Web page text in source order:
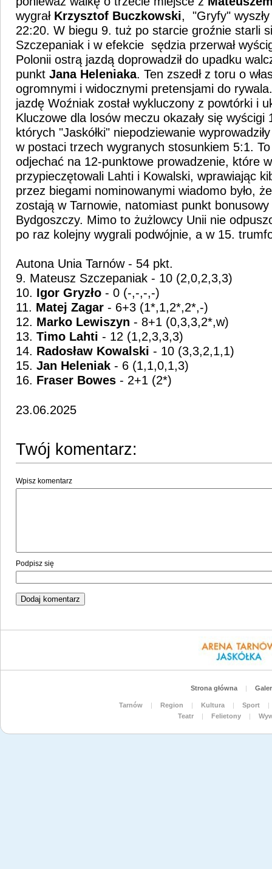
wygrał Krzysztof Buczkowski, "Gryfy"
22:20. W biegu 9. tuż po starcie groźnie starli
Szczepaniak i w efekcie sędzia przerwał
Polonii ostrą jazdą doprowadził do upadku
punkt Jana Heleniaka. Ten zszedł z toru o
ogromnymi i widocznymi pretensjami do
jazdę Woźniak został wykluczony z powtórki i
Kluczowe dla losów meczu okazały się wyścigi
których "Jaskółki" niepodziewanie
w postaci trzech wygranych stosunkiem 5:1. To
odjechać na 12-punktowe prowadzenie, które
przypieczętowali Lahti i Kowalski, wprawiając
przez biegami nominowanymi wiadomo było,
zostają w Tarnowie, natomiast punkt
Bydgoszczy. Mimo to żużlowcy Unii nie
po raz kolejny wygrali podwójnie, a w 15.
Autona Unia Tarnów - 54 pkt.
9. Mateusz Szczepaniak - 10 (2,0,2,3,3)
10. Igor Gryzło - 0 (-,-,-,-)
11. Matej Zagar - 6+3 (1*,1,2*,2*,-)
12. Marko Lewiszyn - 8+1 (0,3,3,2*,w)
13. Timo Lahti - 12 (1,2,3,3,3)
14. Radosław Kowalski - 10 (3,3,2,1,1)
15. Jan Heleniak - 6 (1,1,0,1,3)
16. Fraser Bowes - 2+1 (2*)
23.06.2025
Twój komentarz:
Wpisz komentarz
Podpisz się
Strona główna |
Tarnów | Region | Kultura | Sport
|
Teatr
| Felietony |